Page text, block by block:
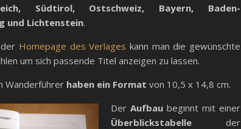
Südtirol, Ostschweiz, Bayern, Baden-
und Lichtenstein.
Homepage des Verlages kann man die gewünschte
um sich passende Titel anzeigen zu lassen.
Wanderführer haben ein Format von 10,5 x 14,8 cm.
Der Aufbau beginnt mit einer
Überblickstabelle der